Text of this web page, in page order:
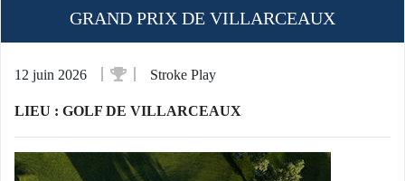
GRAND PRIX DE VILLARCEAUX
12 juin 2026 Stroke Play
LIEU : GOLF DE VILLARCEAUX